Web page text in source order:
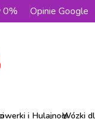
0% Opinie Google
i HulajnogiWózki